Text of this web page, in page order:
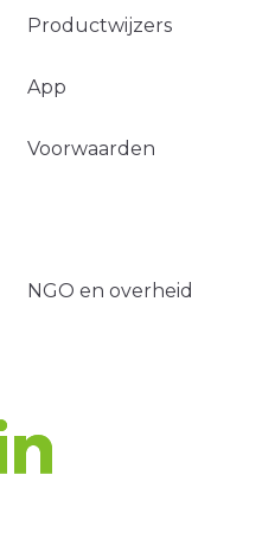
Productwijzers
App
Voorwaarden
NGO en overheid